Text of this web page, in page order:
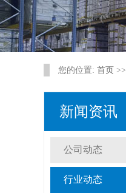
您的位置: 首页 >>
新闻资讯
公司动态
行业动态